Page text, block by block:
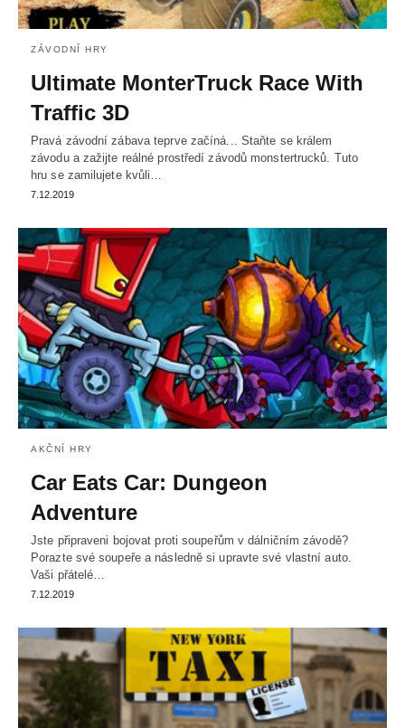
ZÁVODNÍ HRY
Ultimate MonterTruck Race With
Traffic 3D
Pravá závodní zábava teprve začíná... Staňte se králem
závodu a zažijte reálné prostředí závodů monstertrucků. Tuto
hru se zamilujete kvůli…
7.12.2019
AKČNÍ HRY
Car Eats Car: Dungeon
Adventure
Jste připraveni bojovat proti soupeřům v dálničním závodě?
Porazte své soupeře a následně si upravte své vlastní auto.
Vaši přátelé…
7.12.2019